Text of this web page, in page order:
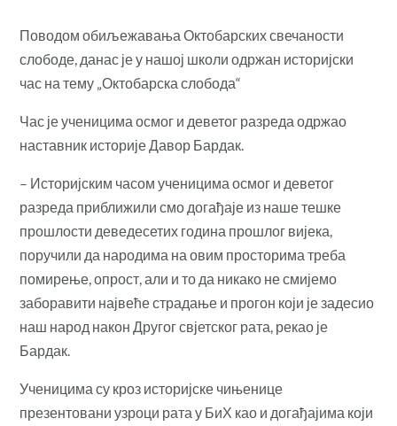
Поводом обиљежавања Октобарских свечаности
слободе, данас је у нашој школи одржан историјски
час на тему „Октобарска слобода“
Час је ученицима осмог и деветог разреда одржао
наставник историје Давор Бардак.
– Историјским часом ученицима осмог и деветог
разреда приближили смо догађаје из наше тешке
прошлости деведесетих година прошлог вијека,
поручили да народима на овим просторима треба
помирење, опрост, али и то да никако несмијемо
заборавити највеће страдање и прогон који је задесио
наш народ након Другог свјетског рата, рекао је
Бардак.
Ученицима су кроз историјске чињенице
презентовани узроци рата у БиХ као и догађајима који